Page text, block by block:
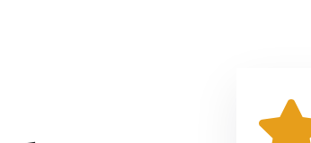
на нашем сайте. Интерактивная схема